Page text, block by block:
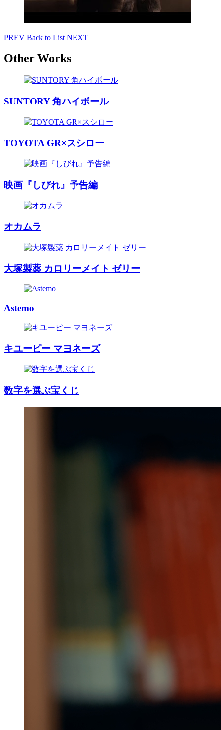
PREV Back to List NEXT
Other Works
SUNTORY 角ハイボール
TOYOTA GR×スシロー
映画『しびれ』予告編
オカムラ
大塚製薬 カロリーメイト ゼリー
Astemo
キユーピー マヨネーズ
数字を選ぶ宝くじ